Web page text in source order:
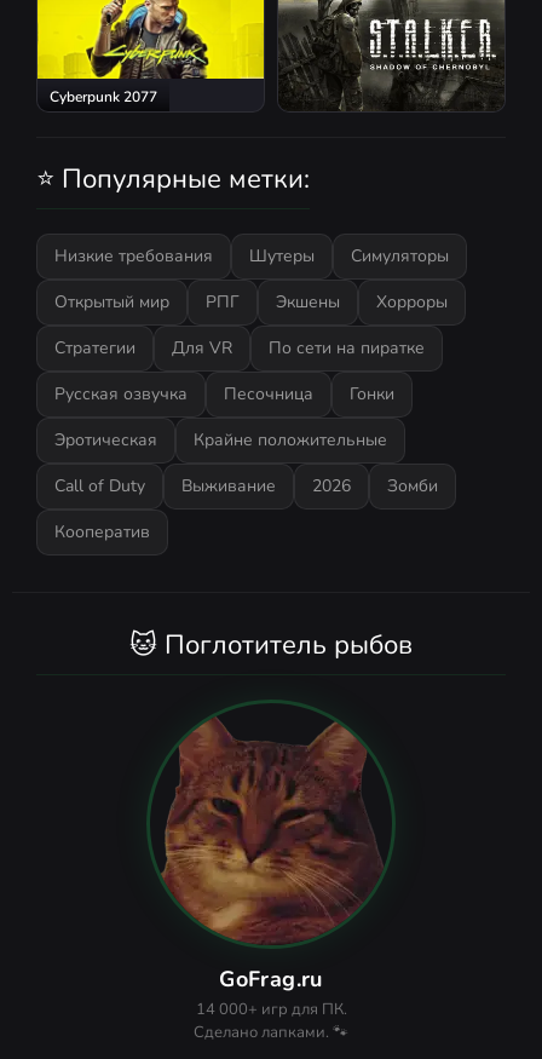
Cyberpunk 2077
⭐ Популярные метки:
Низкие требования Шутеры
Симуляторы
Открытый мир
РПГ Экшены
Хорроры
Стратегии
Для VR
По сети на пиратке
Русская озвучка
Песочница
Гонки
Эротическая
Крайне положительные
Call of Duty
Выживание 2026
Зомби
Кооператив
🐱 Поглотитель рыбов
GoFrag.ru
14 000+ игр для ПК.
Сделано лапками. 🐾